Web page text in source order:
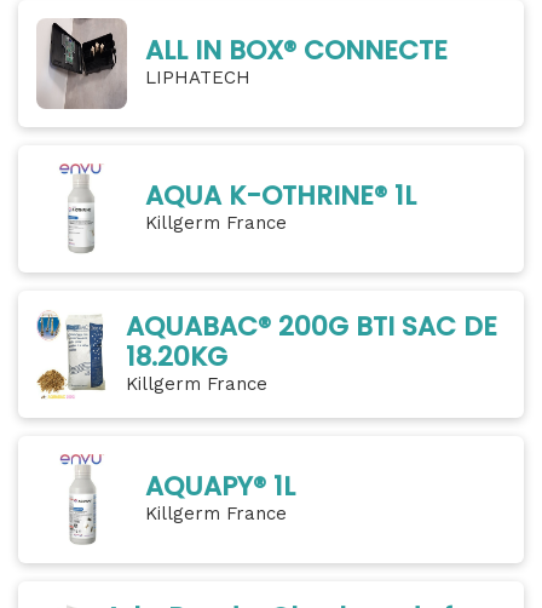
ALL IN BOX® CONNECTE
LIPHATECH
AQUA K-OTHRINE® 1L
Killgerm France
AQUABAC® 200G BTI SAC DE
18.20KG
Killgerm France
AQUAPY® 1L
Killgerm France